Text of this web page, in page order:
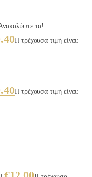
τα!
Η τρέχουσα τιμή είναι:
Η τρέχουσα τιμή είναι: